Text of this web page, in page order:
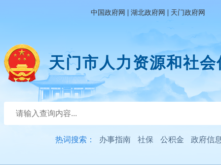
中国政府网 | 湖北政府网 | 天门政府网
天门市人力资源和社
热词搜索： 办事指南 社保 公积金 政府信